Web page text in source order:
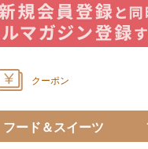
クーポン
フード＆スイーツ